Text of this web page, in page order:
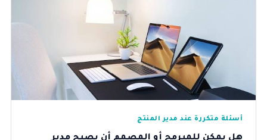
أسئلة متكررة عند مدير المنتج